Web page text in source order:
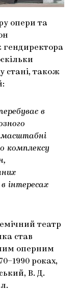
СВЯТА
опери та
гендиректора
стані, також
в
комплексу
інтересах
театр
став
оперним
роках,
В. Д.